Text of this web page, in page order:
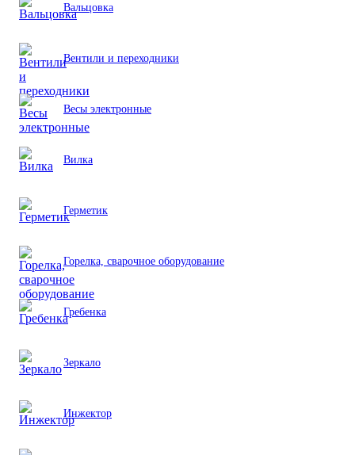
Вальцовка
Вентили и переходники
Весы электронные
Вилка
Герметик
Горелка, сварочное оборудование
Гребенка
Зеркало
Инжектор